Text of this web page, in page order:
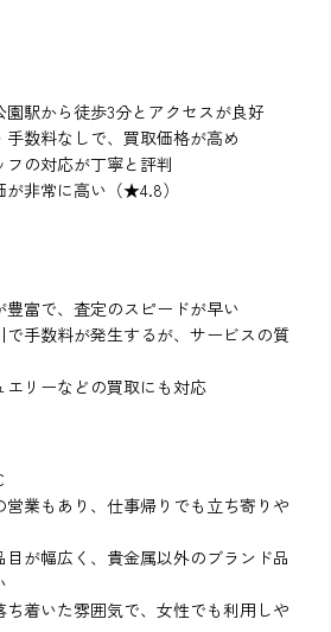
園駅から徒歩3分とアクセスが良好
手数料なしで、買取価格が高め
フの対応が丁寧と評判
が非常に高い（★4.8）
豊富で、査定のスピードが早い
で手数料が発生するが、サービスの質
エリーなどの買取にも対応
営業もあり、仕事帰りでも立ち寄りや
目が幅広く、貴金属以外のブランド品
ち着いた雰囲気で、女性でも利用しや